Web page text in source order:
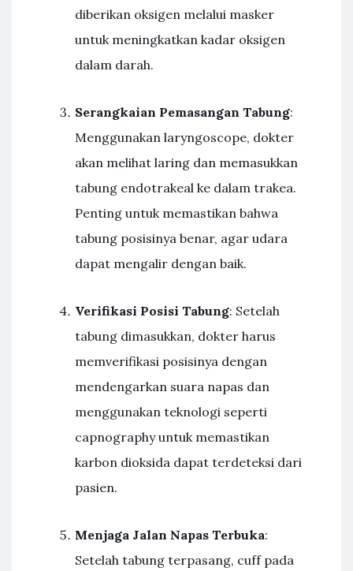
diberikan oksigen melalui masker
untuk meningkatkan kadar oksigen
dalam darah.
Serangkaian Pemasangan Tabung:
Menggunakan laryngoscope, dokter
akan melihat laring dan memasukkan
tabung endotrakeal ke dalam trakea.
Penting untuk memastikan bahwa
tabung posisinya benar, agar udara
dapat mengalir dengan baik.
Verifikasi Posisi Tabung: Setelah
tabung dimasukkan, dokter harus
memverifikasi posisinya dengan
mendengarkan suara napas dan
menggunakan teknologi seperti
capnography untuk memastikan
karbon dioksida dapat terdeteksi dari
pasien.
Menjaga Jalan Napas Terbuka:
Setelah tabung terpasang, cuff pada